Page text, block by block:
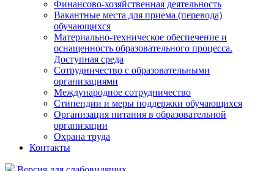
Финансово-хозяйственная деятельность
Вакантные места для приема (перевода)
обучающихся
Материально-техническое обеспечение и
оснащенность образовательного процесса.
Доступная среда
Сотрудничество с образовательными
организациями
Международное сотрудничество
Стипендии и меры поддержки обучающихся
Организация питания в образовательной
организации
Охрана труда
Контакты